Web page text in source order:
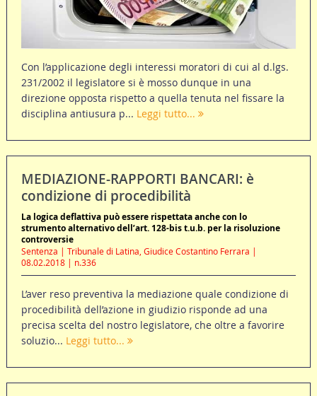
Con l’applicazione degli interessi moratori di cui al d.lgs.
231/2002 il legislatore si è mosso dunque in una
direzione opposta rispetto a quella tenuta nel fissare la
disciplina antiusura p... Leggi tutto...
MEDIAZIONE-RAPPORTI BANCARI: è
condizione di procedibilità
La logica deflattiva può essere rispettata anche con lo
strumento alternativo dell’art. 128-bis t.u.b. per la risoluzione
controversie
Sentenza | Tribunale di Latina, Giudice Costantino Ferrara |
08.02.2018 | n.336
L’aver reso preventiva la mediazione quale condizione di
procedibilità dell’azione in giudizio risponde ad una
precisa scelta del nostro legislatore, che oltre a favorire
soluzio... Leggi tutto...